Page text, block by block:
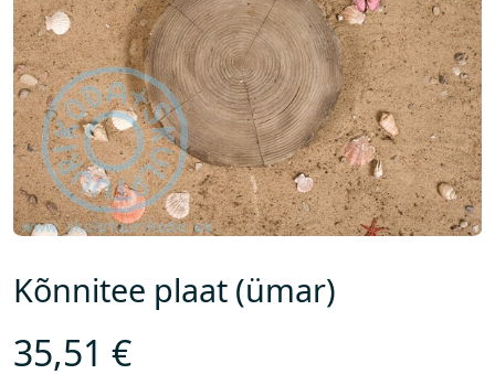
Kõnnitee plaat (ümar)
35,51 €